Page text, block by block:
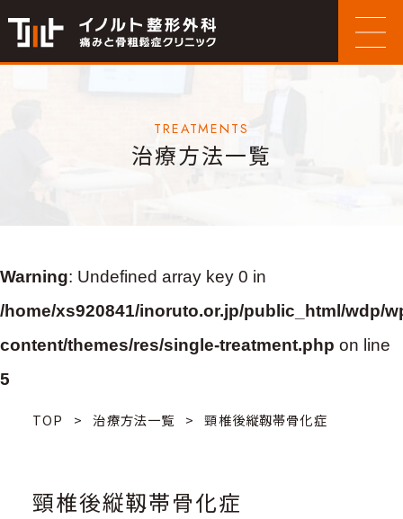
TREATMENTS
治療方法一覧
Warning: Undefined array key 0 in
/home/xs920841/inoruto.or.jp/public_html/wdp/
content/themes/res/single-treatment.php on line
5
TOP > 治療方法一覧 > 頸椎後縦靱帯骨化症
頸椎後縦靱帯骨化症